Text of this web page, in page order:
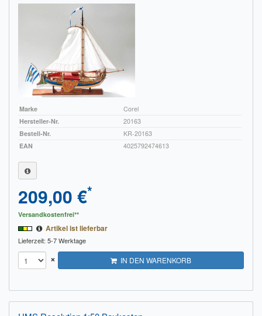
Marke
Corel
Hersteller-Nr.
20163
Bestell-Nr.
KR-20163
EAN
4025792474613
209,00 €*
Versandkostenfrei**
Artikel ist lieferbar
Lieferzeit: 5-7 Werktage
× IN DEN WARENKORB